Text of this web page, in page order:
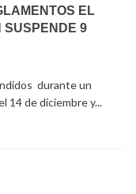
EL
SUSPENDE 9
durante un
14 de diciembre y...